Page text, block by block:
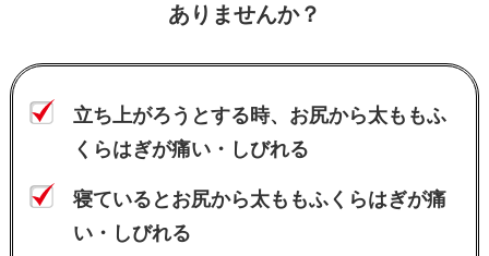
ありませんか？
立ち上がろうとする時、お尻から太ももふ
くらはぎが痛い・しびれる
寝ているとお尻から太ももふくらはぎが痛
い・しびれる